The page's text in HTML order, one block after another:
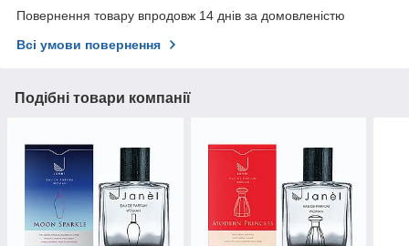
Повернення товару впродовж 14 днів за домовленістю
Всі умови повернення
Подібні товари компанії